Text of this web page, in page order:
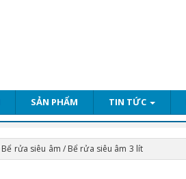
SẢN PHẨM TIN TỨC
Bể rửa siêu âm / Bể rửa siêu âm 3 lít